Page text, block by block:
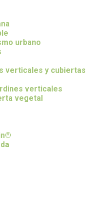
urbano
verticales y cubiertas
verticales
vegetal